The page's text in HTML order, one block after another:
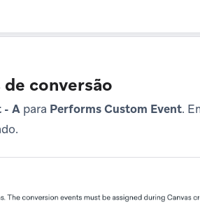
conversão
- A para Performs Custom Event.